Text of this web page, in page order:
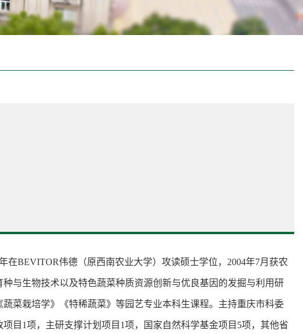
在BEVITOR伟德（原西南农业大学）攻读硕士学位，2004年7月获农
与生物技术以及特色蔬菜种质资源创新与优良基因的发掘与利用研
菜栽培学》《特稀蔬菜》等园艺专业本科生课程。主持重庆市科委
目1项，主研支撑计划项目1项，国家自然科学基金项目5项，其他省